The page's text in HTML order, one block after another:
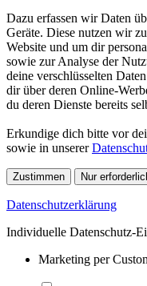
Dazu erfassen wir Daten
Geräte. Diese nutzen wir
Website und um dir
sowie zur Analyse der
deine verschlüsselten
dir über deren Online-
du deren Dienste bereits
Erkundige dich bitte vor
sowie in unserer
Zustimmen Nur
Datenschutzerklärung
Individuelle Datenschutz-
Marketing per